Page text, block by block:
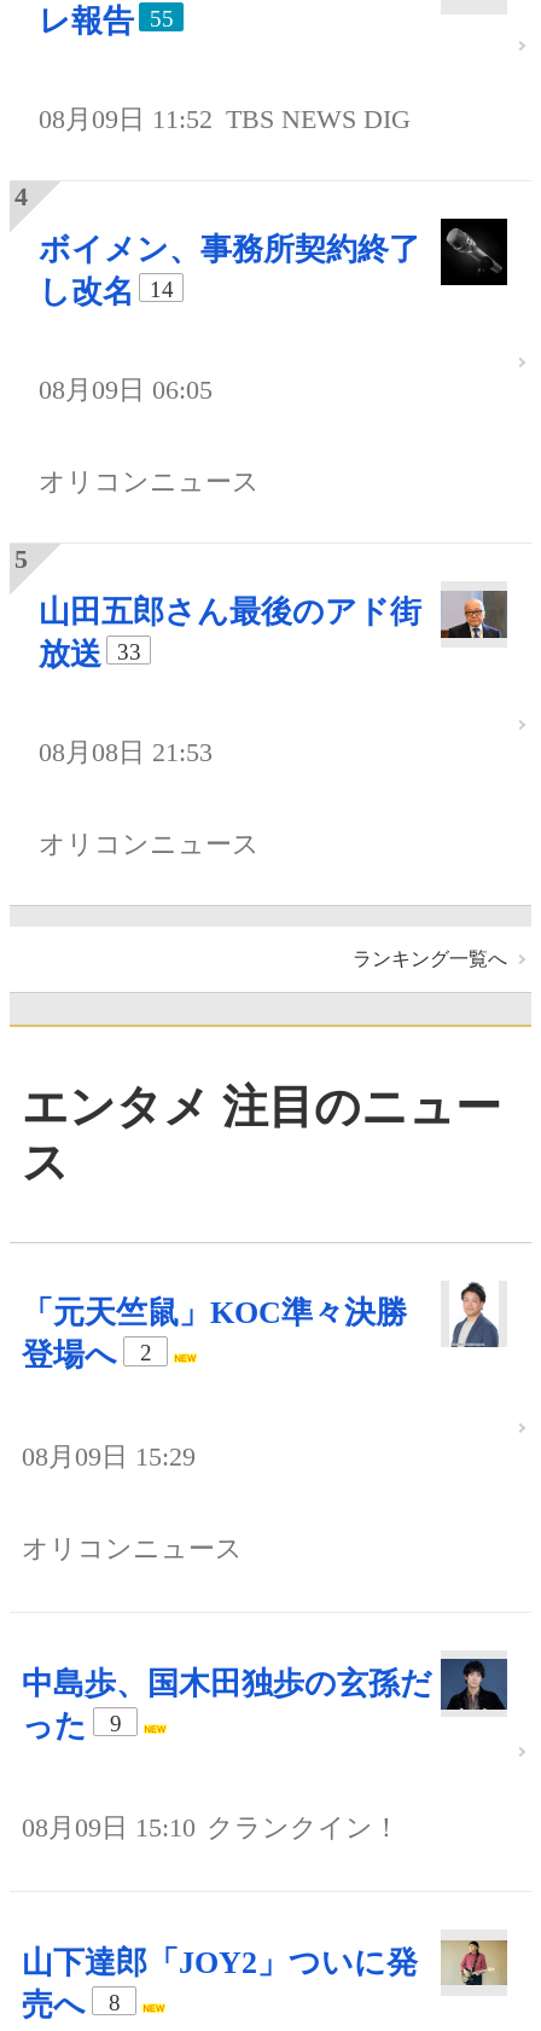
レ報告
55
08月09日 11:52 TBS NEWS DIG
ボイメン、事務所契約終了
し改名
14
08月09日 06:05
オリコンニュース
山田五郎さん最後のアド街
放送
33
08月08日 21:53
オリコンニュース
ランキング一覧へ
エンタメ 注目のニュー
ス
「元天竺鼠」KOC準々決勝
登場へ
2
08月09日 15:29
オリコンニュース
中島歩、国木田独歩の玄孫だ
った
9
08月09日 15:10 クランクイン！
山下達郎「JOY2」ついに発
売へ
8